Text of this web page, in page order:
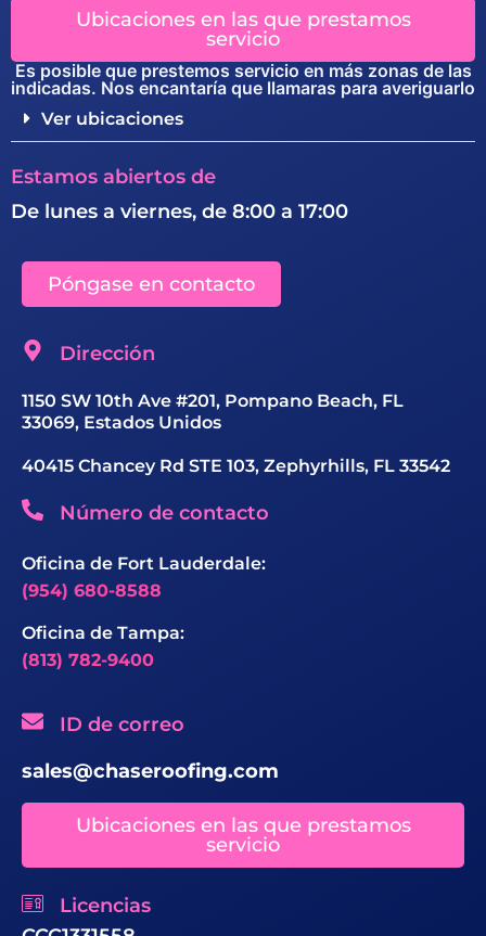
Ubicaciones en las que prestamos
servicio
Es posible que prestemos servicio en más zonas de las
indicadas. Nos encantaría que llamaras para averiguarlo
Ver ubicaciones
Estamos abiertos de
De lunes a viernes, de 8:00 a 17:00
Póngase en contacto
Dirección
1150 SW 10th Ave #201, Pompano Beach, FL
33069, Estados Unidos
40415 Chancey Rd STE 103, Zephyrhills, FL 33542
Número de contacto
Oficina de Fort Lauderdale:
(954) 680-8588
Oficina de Tampa:
(813) 782-9400
ID de correo
sales@chaseroofing.com
Ubicaciones en las que prestamos
servicio
Licencias